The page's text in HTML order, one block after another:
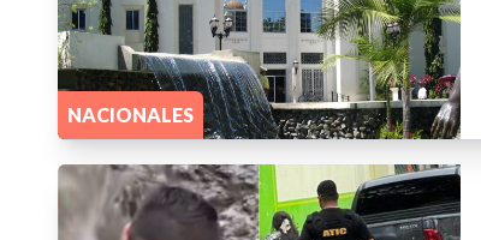
NACIONALES